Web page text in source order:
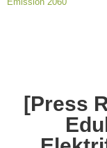
[Press